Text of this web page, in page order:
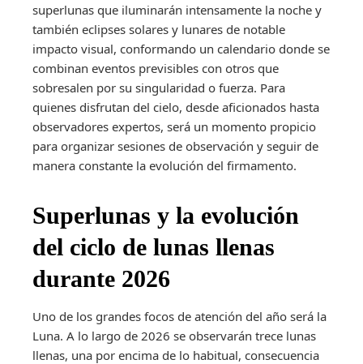
superlunas que iluminarán intensamente la noche y
también eclipses solares y lunares de notable
impacto visual, conformando un calendario donde se
combinan eventos previsibles con otros que
sobresalen por su singularidad o fuerza. Para
quienes disfrutan del cielo, desde aficionados hasta
observadores expertos, será un momento propicio
para organizar sesiones de observación y seguir de
manera constante la evolución del firmamento.
Superlunas y la evolución
del ciclo de lunas llenas
durante 2026
Uno de los grandes focos de atención del año será la
Luna. A lo largo de 2026 se observarán trece lunas
llenas, una por encima de lo habitual, consecuencia